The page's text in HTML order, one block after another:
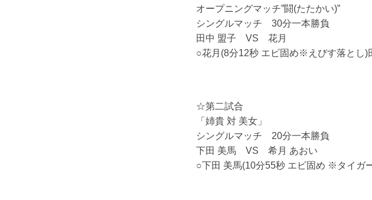
オープニングマッチ”闘(たたかい)”
シングルマッチ 30分一本勝負
田中 盟子 VS 花月
○花月(8分12秒 エビ固め※えびす落とし)
☆第二試合
「姉貴 対 美女」
シングルマッチ 20分一本勝負
下田 美馬 VS 希月 あおい
○下田 美馬(10分55秒 エビ固め ※タイガ